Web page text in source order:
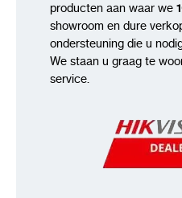
producten aan waar we
showroom en dure
ondersteuning die u
We staan u graag te
service.